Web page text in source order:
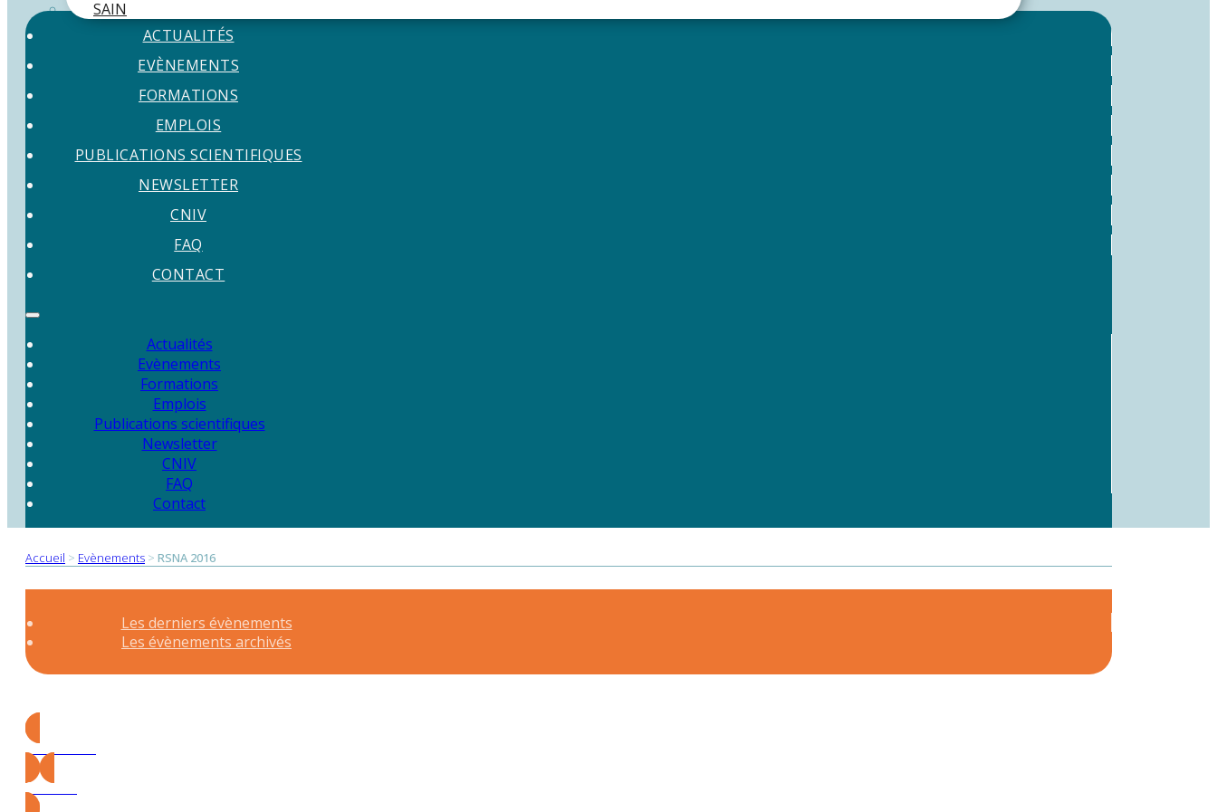
SAIN
ACTUALITÉS
EVÈNEMENTS
FORMATIONS
EMPLOIS
PUBLICATIONS SCIENTIFIQUES
NEWSLETTER
CNIV
FAQ
CONTACT
Actualités
Evènements
Formations
Emplois
Publications scientifiques
Newsletter
CNIV
FAQ
Contact
Accueil > Evènements > RSNA 2016
Les derniers évènements
Les évènements archivés
Précédent
Suivant